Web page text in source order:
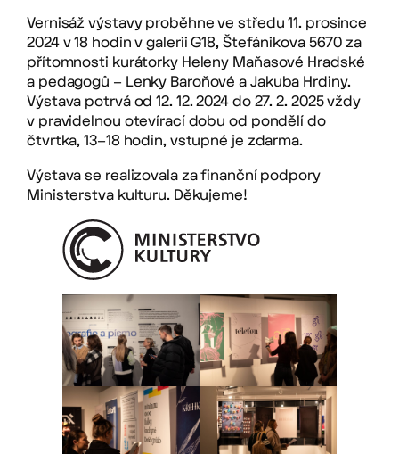
Vernisáž výstavy proběhne ve středu 11. prosince
2024 v 18 hodin v galerii G18, Štefánikova 5670 za
přítomnosti kurátorky Heleny Maňasové Hradské
a pedagogů – Lenky Baroňové a Jakuba Hrdiny.
Výstava potrvá od 12. 12. 2024 do 27. 2. 2025 vždy
v pravidelnou otevírací dobu od pondělí do
čtvrtka, 13–18 hodin, vstupné je zdarma.
Výstava se realizovala za finanční podpory
Ministerstva kulturu. Děkujeme!